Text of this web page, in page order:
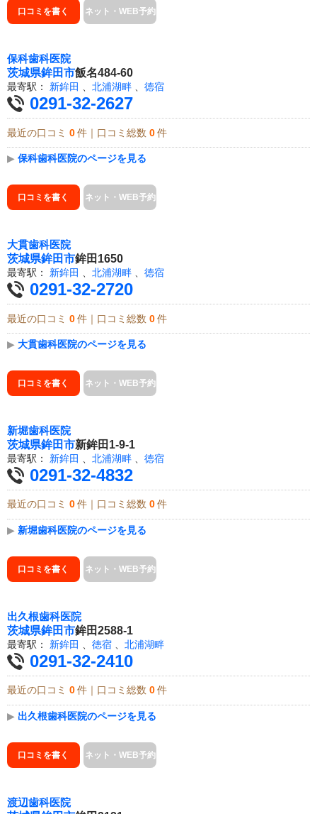
口コミを書く ネット・WEB予約
保科歯科医院
茨城県鉾田市飯名484-60
最寄駅： 新鉾田 、 北浦湖畔 、 徳宿
0291-32-2627
最近の口コミ 0 件｜口コミ総数 0 件
▶ 保科歯科医院のページを見る
口コミを書く ネット・WEB予約
大貫歯科医院
茨城県鉾田市鉾田1650
最寄駅： 新鉾田 北浦湖畔 徳宿
0291-32-2720
最近の口コミ 0 件｜口コミ総数 0 件
▶ 大貫歯科医院のページを見る
口コミを書く ネット・WEB予約
新堀歯科医院
茨城県鉾田市新鉾田1-9-1
最寄駅： 新鉾田 北浦湖畔 徳宿
0291-32-4832
最近の口コミ 0 件｜口コミ総数 0 件
▶ 新堀歯科医院のページを見る
口コミを書く ネット・WEB予約
出久根歯科医院
茨城県鉾田市鉾田2588-1
最寄駅： 新鉾田 徳宿 北浦湖畔
0291-32-2410
最近の口コミ 0 件｜口コミ総数 0 件
▶ 出久根歯科医院のページを見る
口コミを書く ネット・WEB予約
渡辺歯科医院